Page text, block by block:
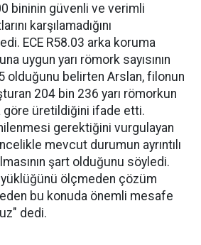
bininin güvenli ve verimli
karşılamadığını
ECE R58.03 arka koruma
uygun yarı römork sayısının
olduğunu belirten Arslan, filonun
204 bin 236 yarı römorkun
göre üretildiğini ifade etti.
gerektiğini vurgulayan
mevcut durumun ayrıntılı
şart olduğunu söyledi.
ölçmeden çözüm
bu konuda önemli mesafe
dedi.